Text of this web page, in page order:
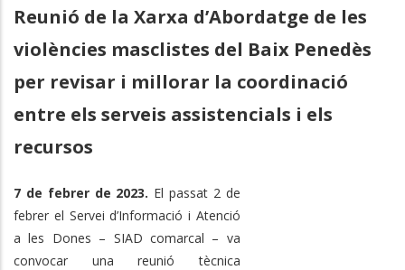
Reunió de la Xarxa d’Abordatge de les
violències masclistes del Baix Penedès
per revisar i millorar la coordinació
entre els serveis assistencials i els
recursos
7 de febrer de 2023. El passat 2 de
febrer el Servei d’Informació i Atenció
a les Dones – SIAD comarcal – va
convocar una reunió tècnica